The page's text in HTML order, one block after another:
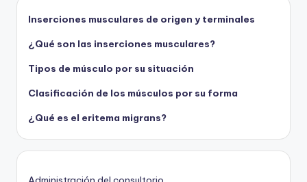
Inserciones musculares de origen y terminales
¿Qué son las inserciones musculares?
Tipos de músculo por su situación
Clasificación de los músculos por su forma
¿Qué es el eritema migrans?